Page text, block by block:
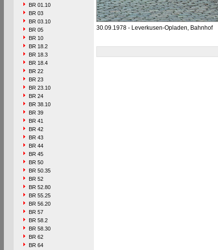
BR 01.10
BR 03
BR 03.10
BR 05
BR 10
BR 18.2
BR 18.3
BR 18.4
BR 22
BR 23
BR 23.10
BR 24
BR 38.10
BR 39
BR 41
BR 42
BR 43
BR 44
BR 45
BR 50
BR 50.35
BR 52
BR 52.80
BR 55.25
BR 56.20
BR 57
BR 58.2
BR 58.30
BR 62
BR 64
30.09.1978 - Leverkusen-Opladen, Bahnhof